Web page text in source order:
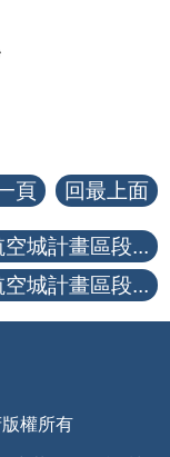
頁 回最上面
空城計畫區段...
空城計畫區段...
權所有